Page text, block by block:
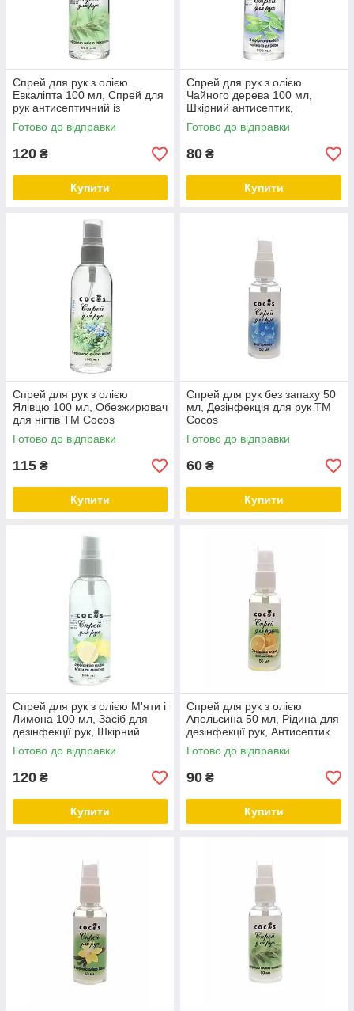
Спрей для рук з олією
Евкаліпта 100 мл, Спрей для
рук антисептичний із
ароматом ТМ Cocos
Готово до відправки
120 ₴
Купити
Спрей для рук з олією
Чайного дерева 100 мл,
Шкірний антисептик,
Дезінфекція для рук спрей
ТМ Cocos
Готово до відправки
80 ₴
Купити
Спрей для рук з олією
Ялівцю 100 мл, Обезжирювач
для нігтів ТМ Cocos
Готово до відправки
115 ₴
Купити
Спрей для рук без запаху 50
мл, Дезінфекція для рук ТМ
Cocos
Готово до відправки
60 ₴
Купити
Спрей для рук з олією М'яти і
Лимона 100 мл, Засіб для
дезінфекції рук, Шкірний
антисептик, Антисептик для
шкіри рук ТМ Cocos
Готово до відправки
120 ₴
Купити
Спрей для рук з олією
Апельсина 50 мл, Рідина для
дезінфекції рук, Антисептик
спрей спиртовий для рук,
Гігієна рук від ✰ ТМ Cocos
Готово до відправки
90 ₴
Купити